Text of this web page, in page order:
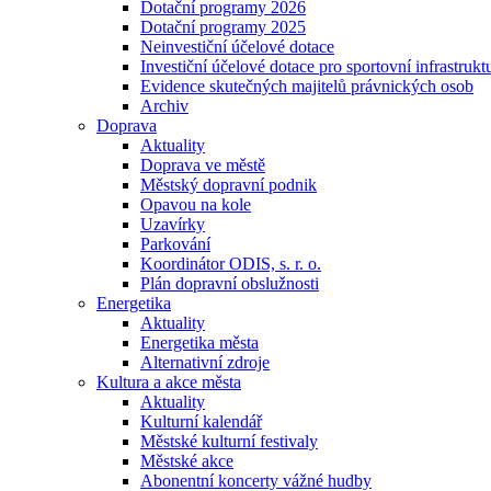
Dotační programy 2026
Dotační programy 2025
Neinvestiční účelové dotace
Investiční účelové dotace pro sportovní
Evidence skutečných majitelů právnických osob
Archiv
Doprava
Aktuality
Doprava ve městě
Městský dopravní podnik
Opavou na kole
Uzavírky
Parkování
Koordinátor ODIS, s. r. o.
Plán dopravní obslužnosti
Energetika
Aktuality
Energetika města
Alternativní zdroje
Kultura a akce města
Aktuality
Kulturní kalendář
Městské kulturní festivaly
Městské akce
Abonentní koncerty vážné hudby